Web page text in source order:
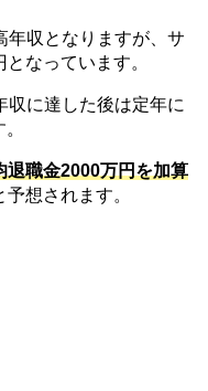
年収となりますが、サ
なっています。
収に達した後は定年に
退職金2000万円を加算
想されます。